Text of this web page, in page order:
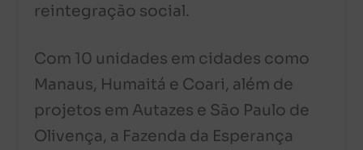
reintegração social.
Com 10 unidades em cidades como
Manaus, Humaitá e Coari, além de
projetos em Autazes e São Paulo de
Olivença, a Fazenda da Esperança